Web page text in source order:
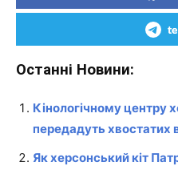
Останні Новини:
Кінологічному центру
передадуть хвостатих
Як херсонський кіт